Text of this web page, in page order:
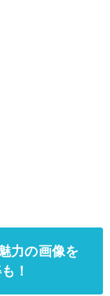
力の画像を
！